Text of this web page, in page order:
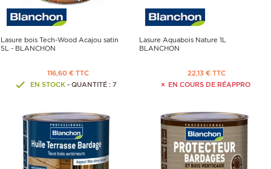
Lasure bois Tech-Wood Acajou satin
5L - BLANCHON
116,60 € TTC
EN STOCK - QUANTITÉ : 7
Lasure Aquabois Nature 1L
BLANCHON
22,13 € TTC
EN COURS DE RÉAPPRO